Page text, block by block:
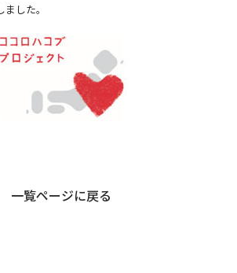
した。
一覧ページに戻る